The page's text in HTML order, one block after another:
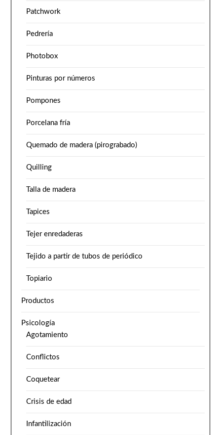
Patchwork
Pedrería
Photobox
Pinturas por números
Pompones
Porcelana fría
Quemado de madera (pirograbado)
Quilling
Talla de madera
Tapices
Tejer enredaderas
Tejido a partir de tubos de periódico
Topiario
Productos
Psicología
Agotamiento
Conflictos
Coquetear
Crisis de edad
Infantilización